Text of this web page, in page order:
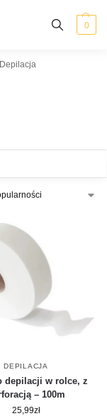
0
Depilacja
DEPILACJA
depilacji w rolce, z
– 100m
25,99zł